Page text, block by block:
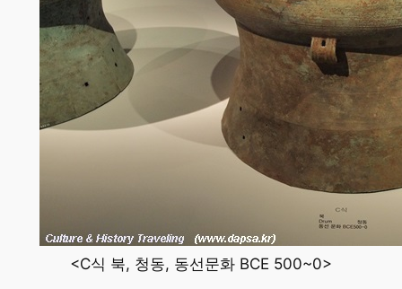
<C식 북, 청동, 동선문화 BCE 500~0>